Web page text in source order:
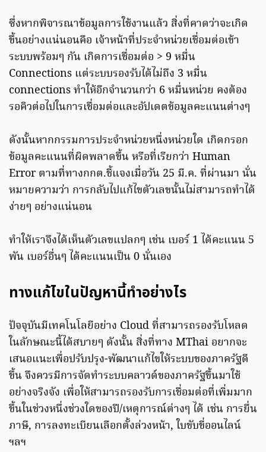
ซึ่งหากพิจารณาข้อมูลการใช้งานแล้ว สิ่งที่คาดว่าจะเกิด
ขึ้นอย่างแน่นอนคือ เจ้าหน้าที่ประจำหน่วยเชื่อมต่อเข้า
ระบบพร้อมๆ กัน เกิดการเชื่อมต่อ > 9 หมื่น
Connections แต่ระบบรองรับได้ไม่ถึง 3 หมื่น
connections ทำให้อีกจำนวนกว่า 6 หมื่นหน่วย คงต้อง
รอคิวต่อไปในการเชื่อมต่อและอัปเดตข้อมูลคะแนนต่างๆ
ดังนั้นหากกรรมการประจำหน่วยหนึ่งหน่วยใด เกิดกรอก
ข้อมูลคะแนนที่ผิดพลาดขึ้น หรือที่เรียกว่า Human
Error ตามที่ทางกกต.ชี้แจงเมื่อวัน 25 มี.ค. ที่ผ่านมา นั่น
หมายความว่า การกลับไปแก้ไขตัวเลขนั้นไม่สามารถทำได้
ง่ายๆ อย่างแน่นอน
ทำให้เราจึงได้เห็นตัวเลขแปลกๆ เช่น เบอร์ 1 ได้คะแนน 5
พัน เบอร์อื่นๆ ได้คะแนนเป็น 0 นั่นเอง
ทางแก้ไขในปัญหานี้ทำอย่างไร
ปัจจุบันมีเทคโนโลยีอย่าง Cloud ที่สามารถรองรับโหลด
ในลักษณะนี้ได้สบายๆ ดังนั้น สิ่งที่ทาง MThai อยากจะ
เสนอแนะเพื่อปรับปรุง-พัฒนาแก้ไขให้ระบบของภาครัฐดี
ขึ้น จึงควรมีการจัดทำระบบคลาวด์ของภาครัฐขึ้นมาใช้
อย่างจริงจัง เพื่อให้สามารถรองรับการเชื่อมต่อที่เพิ่มมาก
ขึ้นในช่วงหนึ่งช่วงใดของปี/เหตุการณ์ต่างๆ ได้ เช่น การยื่น
ภาษี, การลงทะเบียนเลือกตั้งล่วงหน้า, ใบขับขี่ออนไลน์
ฯลฯ